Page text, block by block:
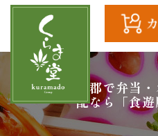
へ
ス
キ
HOME
全
彦根市、犬上郡で弁当
配なら「食